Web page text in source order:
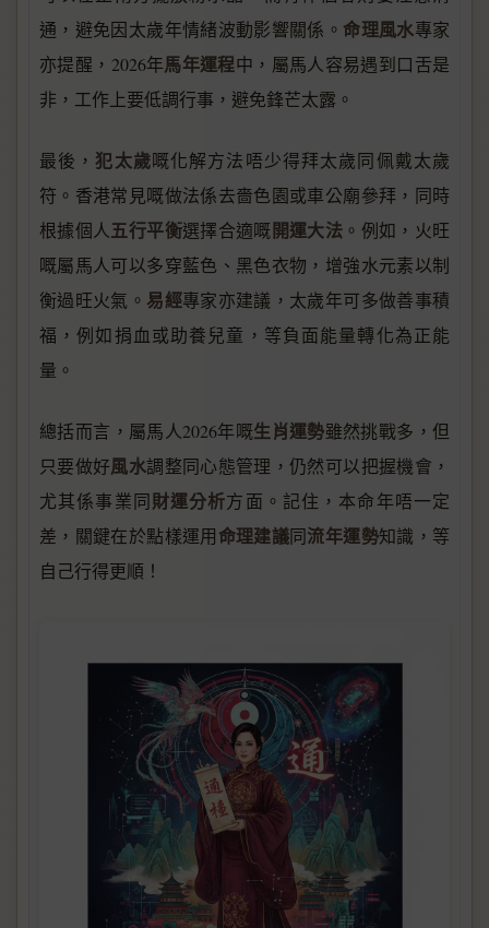
通，避免因太歲年情緒波動影響關係。 命理風水專家
亦提醒，2026年馬年運程中，屬馬人容易遇到口舌是
非，工作上要低調行事，避免鋒芒太露。
最後，犯太歲嘅化解方法唔少得拜太歲同佩戴太歲
符。香港常見嘅做法係去嗇色園或車公廟參拜，同時
根據個人五行平衡選擇合適嘅開運大法 。例如，火旺
嘅屬馬人可以多穿藍色、黑色衣物，增強水元素以制
衡過旺火氣。 易經專家亦建議，太歲年可多做善事積
福，例如捐血或助養兒童，等負面能量轉化為正能
量。
總括而言，屬馬人2026年嘅生肖運勢雖然挑戰多，但
只要做好風水調整同心態管理，仍然可以把握機會，
尤其係事業同財運分析方面。記住，本命年唔一定
差，關鍵在於點樣運用命理建議同流年運勢知識，等
自己行得更順！